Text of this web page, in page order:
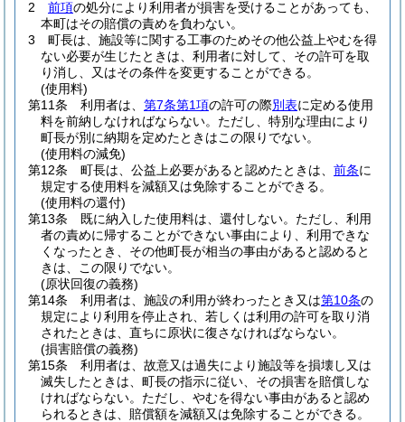
2
前項の処分により利用者が損害を受けることがあっても、
本町はその賠償の責めを負わない。
3
町長は、施設等に関する工事のためその他公益上やむを得
ない必要が生じたときは、利用者に対して、その許可を取
り消し、又はその条件を変更することができる。
(使用料)
第11条
利用者は、 第7条第1項の許可の際別表に定める使用
料を前納しなければならない。 ただし、特別な理由により
町長が別に納期を定めたときはこの限りでない。
(使用料の減免)
第12条
町長は、公益上必要があると認めたときは、 前条に
規定する使用料を減額又は免除することができる。
(使用料の還付)
第13条
既に納入した使用料は、還付しない。 ただし、利用
者の責めに帰することができない事由により、利用できな
くなったとき、その他町長が相当の事由があると認めると
きは、この限りでない。
(原状回復の義務)
第14条
利用者は、施設の利用が終わったとき又は第10条の
規定により利用を停止され、若しくは利用の許可を取り消
されたときは、直ちに原状に復さなければならない。
(損害賠償の義務)
第15条
利用者は、故意又は過失により施設等を損壊し又は
滅失したときは、町長の指示に従い、その損害を賠償しな
ければならない。 ただし、やむを得ない事由があると認め
られるときは、賠償額を減額又は免除することができる。